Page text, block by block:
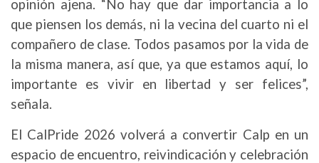
opinión ajena. “No hay que dar importancia a lo
que piensen los demás, ni la vecina del cuarto ni el
compañero de clase. Todos pasamos por la vida de
la misma manera, así que, ya que estamos aquí, lo
importante es vivir en libertad y ser felices”,
señala.
El CalPride 2026 volverá a convertir Calp en un
espacio de encuentro, reivindicación y celebración